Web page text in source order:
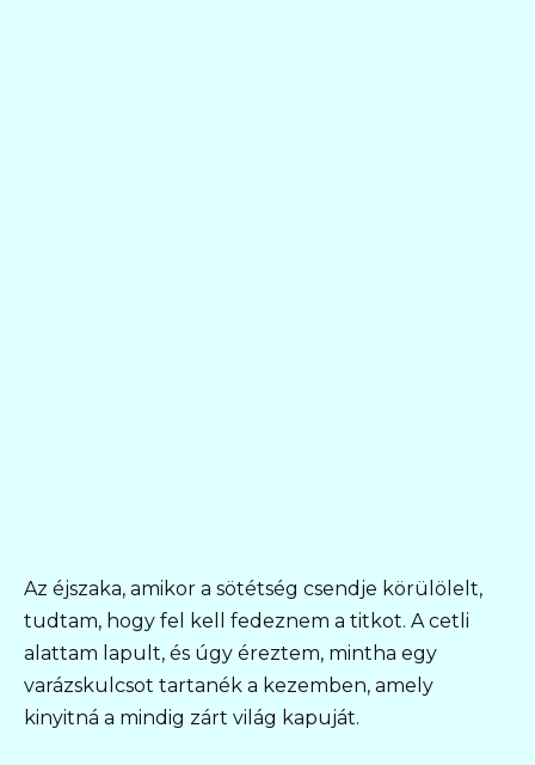
Az éjszaka, amikor a sötétség csendje körülölelt,
tudtam, hogy fel kell fedeznem a titkot. A cetli
alattam lapult, és úgy éreztem, mintha egy
varázskulcsot tartanék a kezemben, amely
kinyitná a mindig zárt világ kapuját.